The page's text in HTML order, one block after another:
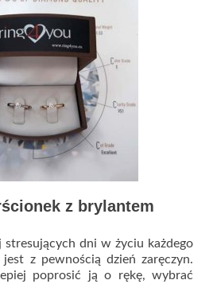
z brylantem
stresujących dni w życiu każdego
jest z pewnością dzień zaręczyn.
poprosić ją o rękę, wybrać